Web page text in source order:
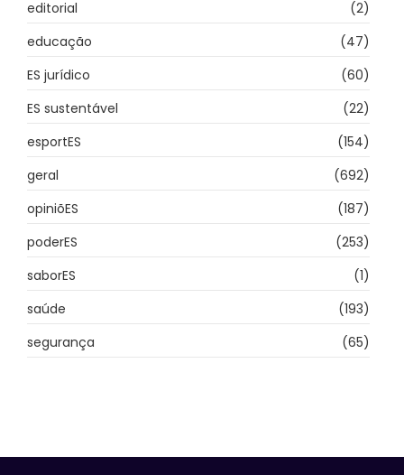
editorial
(2)
educação
(47)
ES jurídico
(60)
ES sustentável
(22)
esportES
(154)
geral
(692)
opiniõES
(187)
poderES
(253)
saborES
(1)
saúde
(193)
segurança
(65)